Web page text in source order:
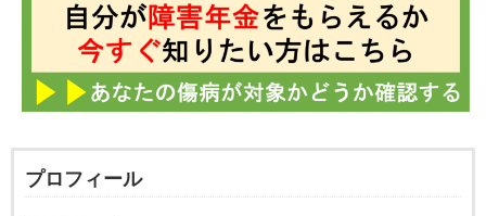
プロフィール